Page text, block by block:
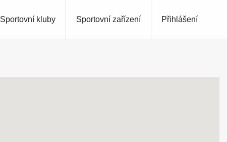
Přihlášení
Sportovní kluby Sportovní zařízení